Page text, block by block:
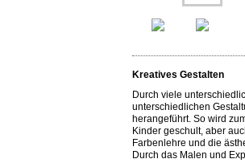
Kreatives Gestalten
Durch viele
unterschiedlichen
herangeführt. So wird
Kinder geschult, aber
Farbenlehre und die
Durch das Malen und